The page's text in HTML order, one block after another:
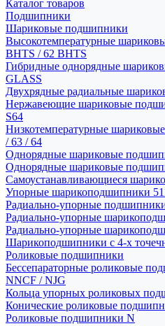
Каталог товаров
Подшипники
Шариковые подшипники
Высокотемпературные
BHTS / 62 BHTS
Гибридные однорядные
GLASS
Двухрядные радиальные
Нержавеющие шариковые
S64
Низкотемпературные
/ 63 / 64
Однорядные шариковые
Однорядные шариковые
Самоустанавливающиеся
Упорные шарикоподшипники
Радиально-упорные
Радиально-упорные
Радиально-упорные
Шарикоподшипники с 4-х
Роликовые подшипники
Бессепараторные роликовые
NNCF / NJG
Кольца упорных роликовых
Конические роликовые
Роликовые подшипники N